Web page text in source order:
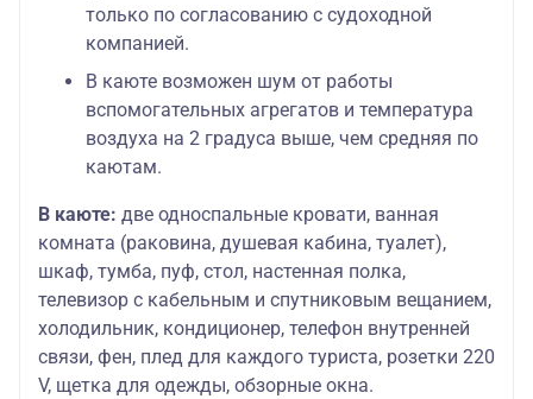
только по согласованию с судоходной
компанией.
В каюте возможен шум от работы
вспомогательных агрегатов и температура
воздуха на 2 градуса выше, чем средняя по
каютам.
В каюте: две односпальные кровати, ванная
комната (раковина, душевая кабина, туалет),
шкаф, тумба, пуф, стол, настенная полка,
телевизор с кабельным и спутниковым вещанием,
холодильник, кондиционер, телефон внутренней
связи, фен, плед для каждого туриста, розетки 220
V, щетка для одежды, обзорные окна.